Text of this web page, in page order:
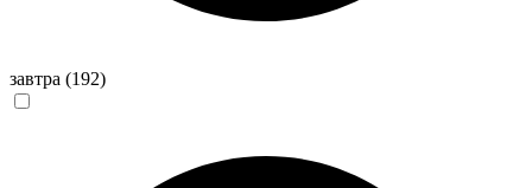
завтра (192)